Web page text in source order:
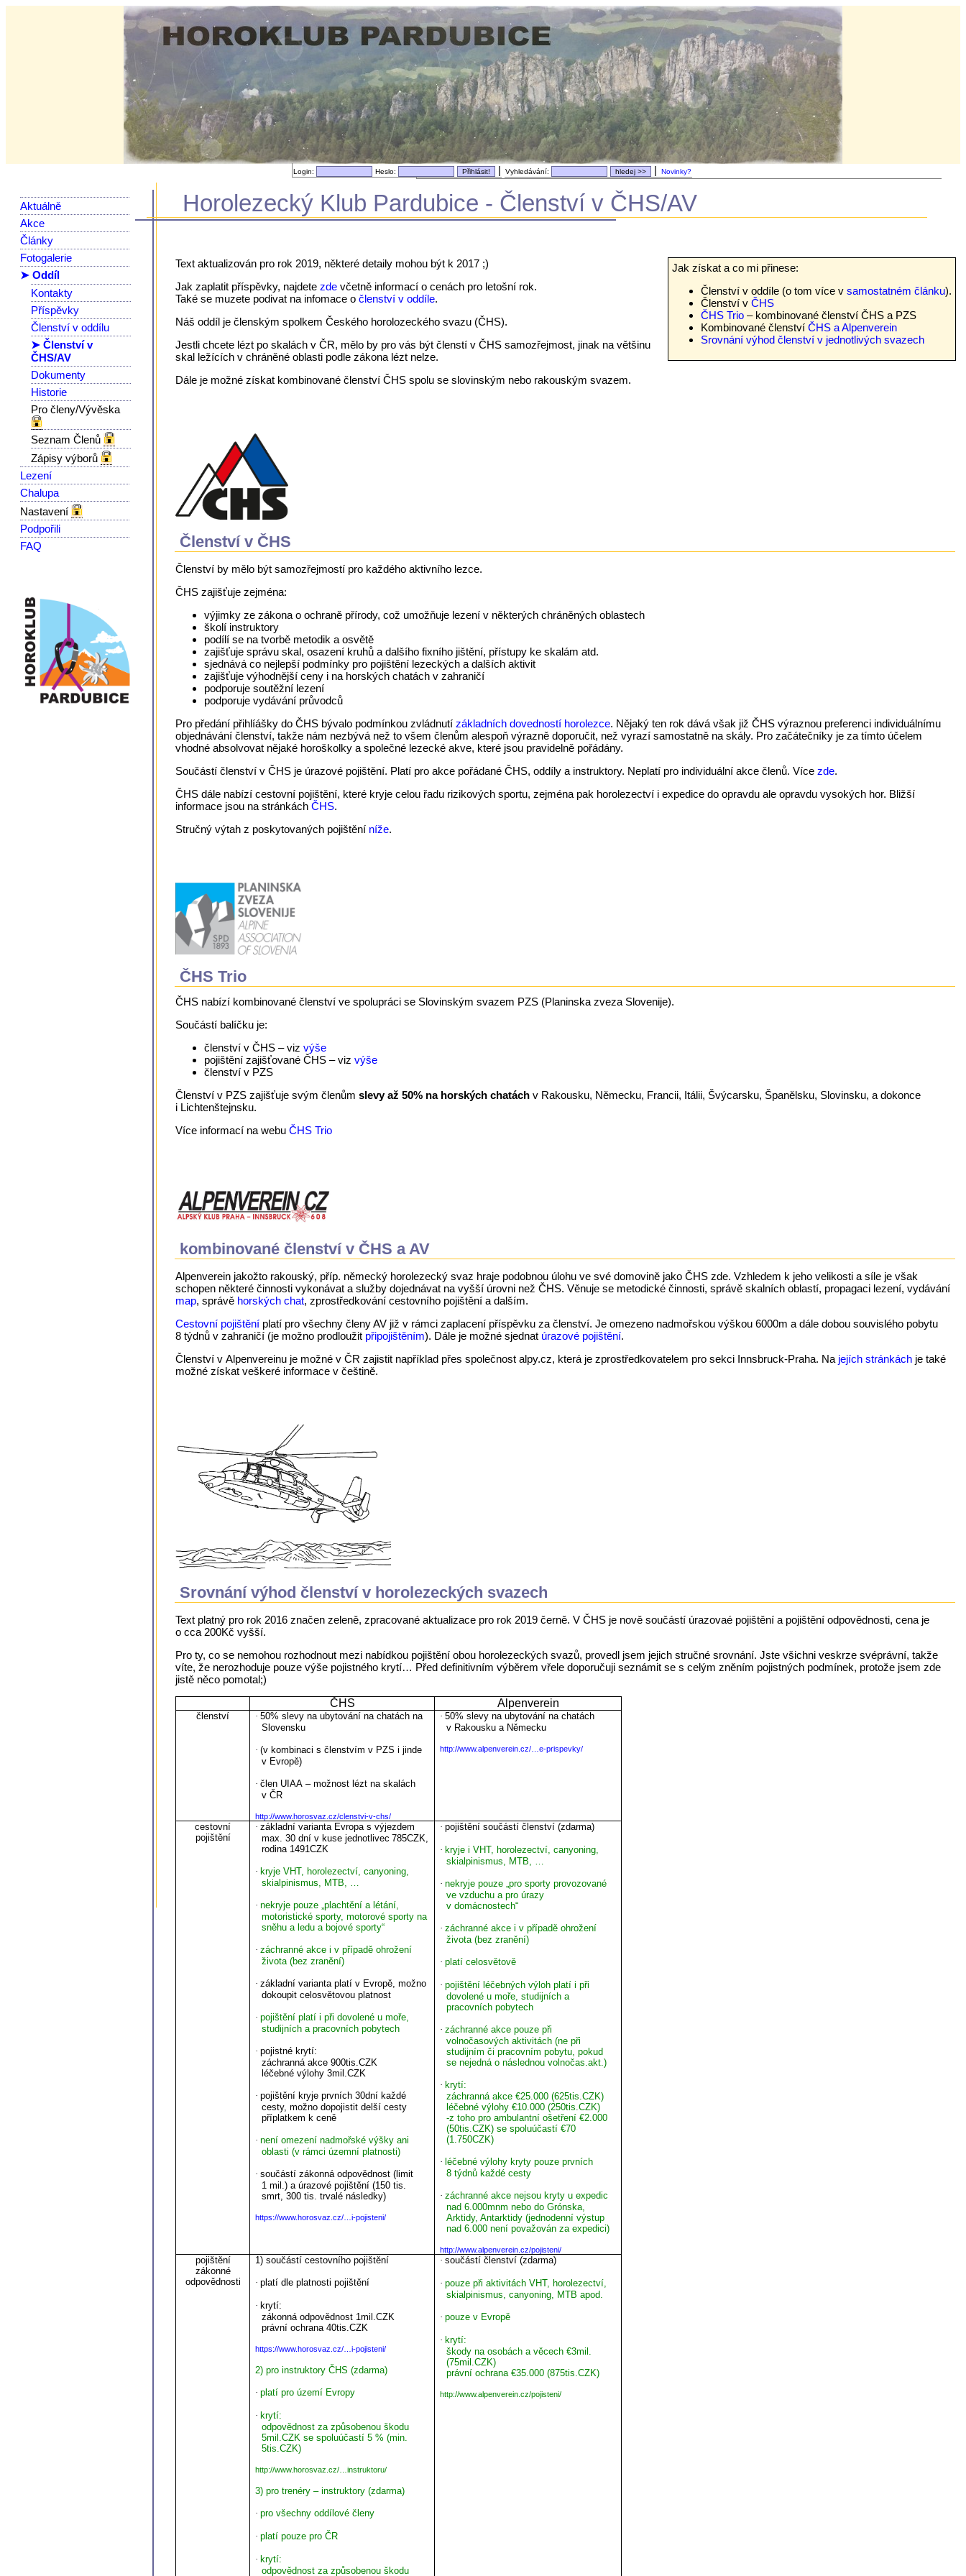
Login: Heslo: | Vyhledávání: | Novinky?
Aktuálně
Akce
Články
Fotogalerie
➤ Oddíl
Kontakty
Příspěvky
Členství v oddílu
➤ Členství v
ČHS/AV
Dokumenty
Historie
Pro členy/Vývěska
Seznam Členů
Zápisy výborů
Lezení
Chalupa
Nastavení
Podpořili
FAQ
Horolezecký Klub Pardubice - Členství v ČHS/AV
Jak získat a co mi přinese:
Členství v oddíle (o tom více v samostatném článku).
Členství v ČHS
ČHS Trio– kombinované členství ČHS a PZS
Kombinované členství ČHS a Alpenverein
Srovnání výhod členství v jednotlivých svazech
Text aktualizován pro rok 2019, některé detaily mohou být k 2017 ;)
Jak zaplatit příspěvky, najdetezde včetně informací o cenách pro letošní rok.
Také se muzete podivat na infomace očlenství v oddíle.
Náš oddíl je členským spolkem Českého horolozeckého svazu (ČHS).
Jestli chcete lézt po skalách v ČR, mělo by pro vás být členstí v ČHS samozřejmost, jinak na většinu
skal ležících v chráněné oblasti podle zákona lézt nelze.
Dále je možné získat kombinované členství ČHS spolu se slovinským nebo rakouským svazem.
Členství v ČHS
Členství by mělo být samozřejmostí pro každého aktivního lezce.
ČHS zajišťuje zejména:
výjimky ze zákona o ochraně přírody, což umožňuje lezení v některých chráněných oblastech
školí instruktory
podílí se na tvorbě metodik a osvětě
zajišťuje správu skal, osazení kruhů a dalšího fixního jištění, přístupy ke skalám atd.
sjednává co nejlepší podmínky pro pojištění lezeckých a dalších aktivit
zajišťuje výhodnější ceny i na horských chatách v zahraničí
podporuje soutěžní lezení
podporuje vydávání průvodců
Pro předání přihlíášky do ČHS bývalo podmínkou zvládnutízákladních dovedností horolezce. Nějaký ten rok dává však již ČHS výraznou preferenci individuálnímu
objednávání členství, takže nám nezbývá než to všem členům alespoň výrazně doporučit, než vyrazí samostatně na skály. Pro začátečníky je za tímto účelem
vhodné absolvovat nějaké horoškolky a společné lezecké akve, které jsou pravidelně pořádány.
Součástí členství v ČHS je úrazové pojištění. Platí pro akce pořádané ČHS, oddíly a instruktory. Neplatí pro individuální akce členů. Vícezde.
ČHS dále nabízí cestovní pojištění, které kryje celou řadu rizikových sportu, zejména pak horolezectví i expedice do opravdu ale opravdu vysokých hor. Bližší
informace jsou na stránkáchČHS.
Stručný výtah z poskytovaných pojištění níže.
ČHS Trio
ČHS nabízí kombinované členství ve spolupráci se Slovinským svazem PZS (Planinska zveza Slovenije).
Součástí balíčku je:
členství v ČHS – viz výše
pojištění zajišťované ČHS – viz výše
členství v PZS
Členství v PZS zajišťuje svým členůmslevy až 50% na horských chatách v Rakousku, Německu, Francii, Itálii, Švýcarsku, Španělsku, Slovinsku, a dokonce
i Lichtenštejnsku.
Více informací na webuČHS Trio
kombinované členství v ČHS a AV
Alpenverein jakožto rakouský, příp. německý horolezecký svaz hraje podobnou úlohu ve své domovině jako ČHS zde. Vzhledem k jeho velikosti a síle je však
schopen některé činnosti vykonávat a služby dojednávat na vyšší úrovni než ČHS. Věnuje se metodické činnosti, správě skalních oblastí, propagaci lezení, vydávání
map, správě horských chat, zprostředkování cestovního pojištění a dalším.
Cestovní pojištění platí pro všechny členy AV již v rámci zaplacení příspěvku za členství. Je omezeno nadmořskou výškou 6000m a dále dobou souvislého pobytu
8 týdnů v zahraničí (je možno prodloužit připojištěním). Dále je možné sjednat úrazové pojištění.
Členství v Alpenvereinu je možné v ČR zajistit například přes společnost alpy.cz, která je zprostředkovatelem pro sekci Innsbruck-Praha. Na jejích stránkách je také
možné získat veškeré informace v češtině.
Srovnání výhod členství v horolezeckých svazech
Text platný pro rok 2016 značen zeleně, zpracované aktualizace pro rok 2019 černě. V ČHS je nově součástí úrazovaé pojištění a pojištění odpovědnosti, cena je
o cca 200Kč vyšší.
Pro ty, co se nemohou rozhodnout mezi nabídkou pojištění obou horolezeckých svazů, provedl jsem jejich stručné srovnání. Jste všichni veskrze svéprávní, takže
víte, že nerozhoduje pouze výše pojistného krytí… Před definitivním výběrem vřele doporučuji seznámit se s celým zněním pojistných podmínek, protože jsem zde
jistě něco pomotal;)
ČHS
Alpenverein
členství · 50% slevy na ubytování na chatách na
Slovensku
· (v kombinaci s členstvím v PZS i jinde
v Evropě)
· člen UIAA – možnost lézt na skalách
v ČR
http://www.horosvaz.cz/clenstvi-v-chs/
· 50% slevy na ubytování na chatách
v Rakousku a Německu
http://www.alpenverein.cz/…e-prispevky/
cestovní
pojištění
· základní varianta Evropa s výjezdem
max. 30 dní v kuse jednotlivec 785CZK,
rodina 1491CZK
· kryje VHT, horolezectví, canyoning,
skialpinismus, MTB, …
· nekryje pouze „plachtění a létání,
motoristické sporty, motorové sporty na
sněhu a ledu a bojové sporty“
· záchranné akce i v případě ohrožení
života (bez zranění)
· základní varianta platí v Evropě, možno
dokoupit celosvětovou platnost
· pojištění platí i při dovolené u moře,
studijních a pracovních pobytech
· pojistné krytí:
záchranná akce 900tis.CZK
léčebné výlohy 3mil.CZK
· pojištění kryje prvních 30dní každé
cesty, možno dopojistit delší cesty
příplatkem k ceně
· není omezení nadmořské výšky ani
oblasti (v rámci územní platnosti)
· součástí zákonná odpovědnost (limit
1 mil.) a úrazové pojištění (150 tis.
smrt, 300 tis. trvalé následky)
https://www.horosvaz.cz/…i-pojisteni/
· pojištění součástí členství (zdarma)
· kryje i VHT, horolezectví, canyoning,
skialpinismus, MTB, …
· nekryje pouze „pro sporty provozované
ve vzduchu a pro úrazy
v domácnostech“
· záchranné akce i v případě ohrožení
života (bez zranění)
· platí celosvětově
· pojištění léčebných výloh platí i při
dovolené u moře, studijních a
pracovních pobytech
· záchranné akce pouze při
volnočasových aktivitách (ne při
studijním či pracovním pobytu, pokud
se nejedná o následnou volnočas.akt.)
· krytí:
záchranná akce €25.000 (625tis.CZK)
léčebné výlohy €10.000 (250tis.CZK)
-z toho pro ambulantní ošetření €2.000
(50tis.CZK) se spoluúčastí €70
(1.750CZK)
· léčebné výlohy kryty pouze prvních
8 týdnů každé cesty
· záchranné akce nejsou kryty u expedic
nad 6.000mnm nebo do Grónska,
Arktidy, Antarktidy (jednodenní výstup
nad 6.000 není považován za expedici)
http://www.alpenverein.cz/pojisteni/
pojištění
zákonné
odpovědnosti
1) součástí cestovního pojištění
· platí dle platnosti pojištění
· krytí:
zákonná odpovědnost 1mil.CZK
právní ochrana 40tis.CZK
https://www.horosvaz.cz/…i-pojisteni/
2) pro instruktory ČHS (zdarma)
· platí pro území Evropy
· krytí:
odpovědnost za způsobenou škodu
5mil.CZK se spoluúčastí 5 % (min.
5tis.CZK)
http://www.horosvaz.cz/…instruktoru/
3) pro trenéry – instruktory (zdarma)
· pro všechny oddílové členy
· platí pouze pro ČR
· krytí:
odpovědnost za způsobenou škodu
· součástí členství (zdarma)
· pouze při aktivitách VHT, horolezectví,
skialpinismus, canyoning, MTB apod.
· pouze v Evropě
· krytí:
škody na osobách a věcech €3mil.
(75mil.CZK)
právní ochrana €35.000 (875tis.CZK)
http://www.alpenverein.cz/pojisteni/